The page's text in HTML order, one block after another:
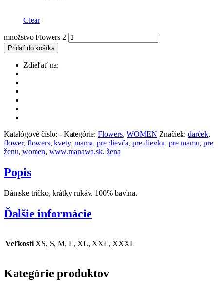
Clear
množstvo Flowers 2
Pridať do košíka
Zdieľať na:
Katalógové číslo: - Kategórie: Flowers, WOMEN Značiek: darček,
flower, flowers, kvety, mama, pre dievča, pre dievku, pre mamu, pre
ženu, women, www.manawa.sk, žena
Popis
Dámske tričko, krátky rukáv. 100% bavlna.
Ďalšie informácie
Veľkosti XS, S, M, L, XL, XXL, XXXL
Kategórie produktov